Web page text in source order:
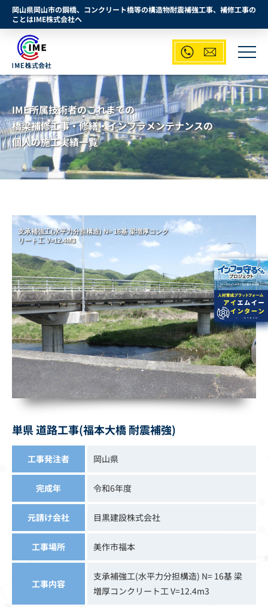
岡山県岡山市の鋼橋、コンクリート橋等の構造物耐震補強工事、補修工事の
ことはIME株式会社へ
 
IME所属技術者のこれまでの
橋梁補修工事・修繕・インフラメンテナンスの
個人の施工実績一覧
支承補強工(水平力分担構造) N= 16基 梁増厚コンク
リート工 V=12.4M3
単県 道路工事(福本大橋 耐震補強)
工事発注者 岡山県
完成年 令和6年度
元請け会社 目黒建設株式会社
工事場所 美作市福本
工事内容
支承補強工(水平力分担構造) N= 16基 梁
増厚コンクリート工 V=12.4m3